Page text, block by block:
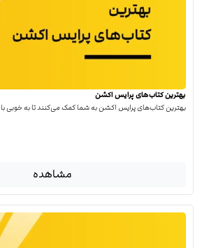
بهترین کتاب‌‌های پرایس اکشن
بهترین کتاب‌‌های پرایس اکشن به شما کمک می‌کنند تا به خوبی با
مشاهده